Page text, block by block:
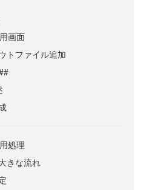
画面
トファイル追加
処理
きな流れ